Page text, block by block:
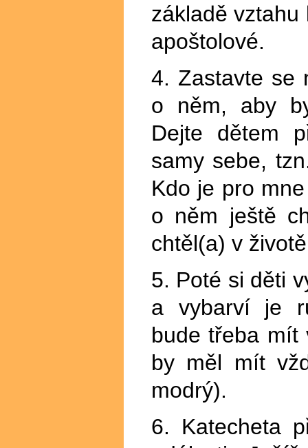
základě
apoštolové.
4. Zastavte se
o něm, aby
Dejte dětem
samy sebe,
Kdo je pro
o něm ještě
chtěl(a) v
5. Poté si děti
a vybarví je
bude třeba mít
by měl mít
modrý).
6. Katecheta